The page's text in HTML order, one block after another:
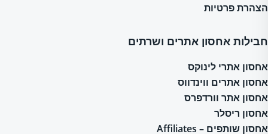
הצהרת פרטיות
חבילות אחסון אתרים ושרתים
אחסון אתרי לינוקס
אחסון אתרים ווינדווס
אחסון אתר וורדפרס
אחסון ריסלר
אחסון שותפים – Affiliates